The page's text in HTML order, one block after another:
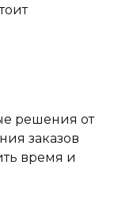
решения от
заказов
время и